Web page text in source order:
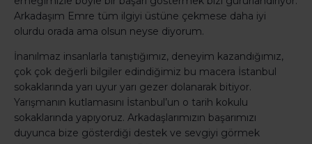
Arkadaşım Emre tüm ilgiyi üstüne çekmese daha iyi
olurdu orada ama olsun neyse diyorum.
İnanılmaz insanlarla tanıştığımız, deneyim kazandığımız,
çok çok değerli bilgiler edindiğimiz bu macera İstanbul
sokaklarında yarı uyur yarı gezer dolanarak bitiyor.
Yarışmanın kutlamasını İstanbul’un o tarih kokulu
sokaklarında yapıyoruz. Arkadaşlarımızın başarımızı
duyunca bize gösterdiği destek ve sevgiyi görmek